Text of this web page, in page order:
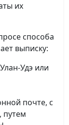
их
способа
выписку:
Удэ или
почте, с
путем